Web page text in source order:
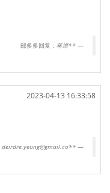
邮多多回复： 蒋维**
2023-04-13 16:33:58
deirdre.yeung@gmail.co**